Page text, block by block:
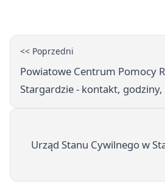
<< Poprzedni
Powiatowe Centrum Pomocy
Stargardzie - kontakt,
Urząd Stanu Cywilnego w